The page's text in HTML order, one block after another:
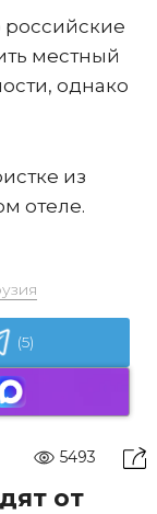
местный
однако
из
отеле.
(5)
5493
от